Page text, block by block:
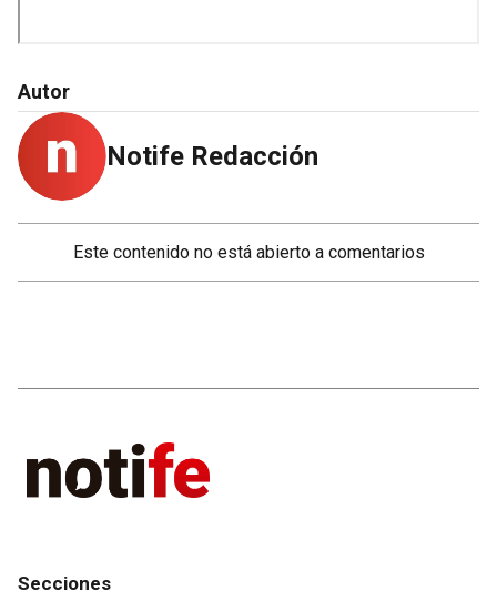
Autor
Notife Redacción
Este contenido no está abierto a comentarios
Secciones